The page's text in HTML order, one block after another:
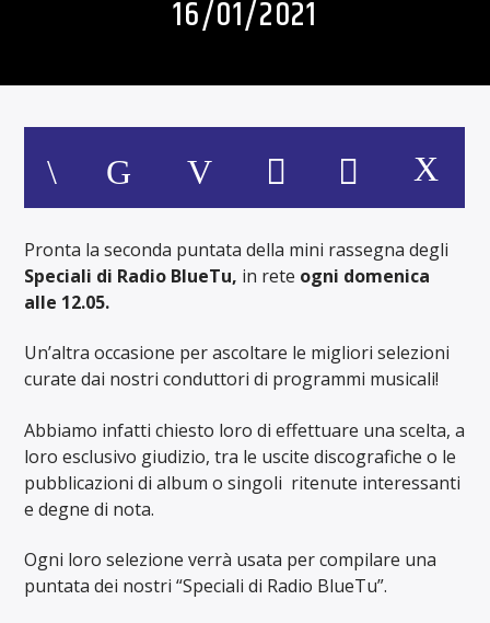
16/01/2021
Pronta la seconda puntata della mini rassegna degli
Speciali di Radio BlueTu, in rete ogni domenica
alle 12.05.
Un’altra occasione per ascoltare le migliori selezioni
curate dai nostri conduttori di programmi musicali!
Abbiamo infatti chiesto loro di effettuare una scelta, a
loro esclusivo giudizio, tra le uscite discografiche o le
pubblicazioni di album o singoli ritenute interessanti
e degne di nota.
Ogni loro selezione verrà usata per compilare una
puntata dei nostri “Speciali di Radio BlueTu”.